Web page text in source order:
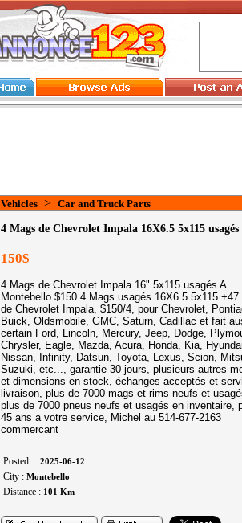
Vehicles> Car and Truck Parts
4 Mags de Chevrolet Impala 16X6.5 5x115 usagés
150$
4 Mags de Chevrolet Impala 16" 5x115 usagés A
Montebello $150 4 Mags usagés 16X6.5 5x115
de Chevrolet Impala, $150/4, pour Chevrolet,
Buick, Oldsmobile, GMC, Saturn, Cadillac et fait
certain Ford, Lincoln, Mercury, Jeep, Dodge,
Chrysler, Eagle, Mazda, Acura, Honda, Kia,
Nissan, Infinity, Datsun, Toyota, Lexus, Scion,
Suzuki, etc..., garantie 30 jours, plusieurs autres
et dimensions en stock, échanges acceptés et
livraison, plus de 7000 mags et rims neufs et
plus de 7000 pneus neufs et usagés en inventaire,
45 ans a votre service, Michel au 514-677-2163
commercant
Posted : 2025-06-12
City : Montebello
Distance : 101 Km